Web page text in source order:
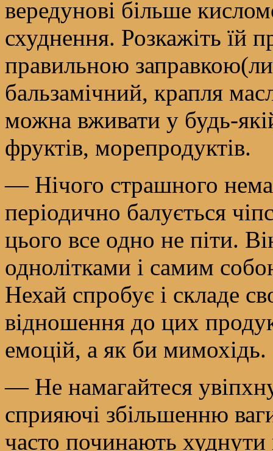
вередунові більше
схуднення. Розкажіть їй
правильною
бальзамічний, крапля
можна вживати у будь-
фруктів, морепродуктів.
— Нічого страшного
періодично балується
цього все одно не піти.
однолітками і самим
Нехай спробує і складе
відношення до цих
емоцій, а як би мимохідь.
— Не намагайтеся
сприяючі збільшенню
часто починають худнути